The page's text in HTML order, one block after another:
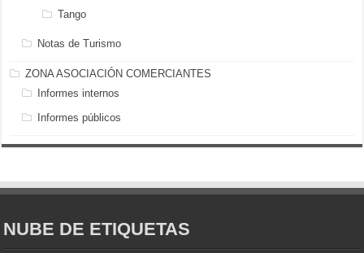
Tango
Notas de Turismo
ZONA ASOCIACIÓN COMERCIANTES
Informes internos
Informes públicos
NUBE DE ETIQUETAS